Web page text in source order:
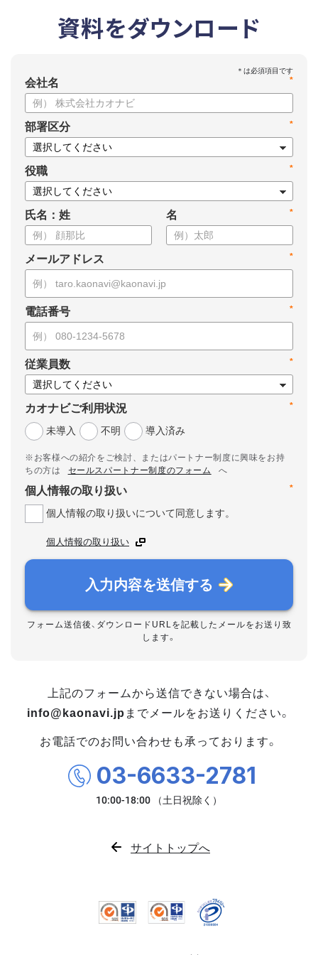
資料をダウンロード
*
会社名
*
部署区分
*
役職
氏名：姓 *
名
*
メールアドレス
*
電話番号
*
従業員数
*
カオナビご利用状況
未導入
不明 導入済み
※お客様への紹介をご検討、またはパートナー制度に興味をお持
ちの方は
セールスパートナー制度のフォーム
へ
*
個人情報の取り扱い
個人情報の取り扱いについて同意します。
個人情報の取り扱い
入力内容を送信する
フォーム送信後、ダウンロードURLを記載したメールをお送り致
します。
上記のフォームから送信できない場合は、
info@kaonavi.jp までメールをお送りください。
お電話でのお問い合わせも承っております。
03-6633-2781
サイトトップへ